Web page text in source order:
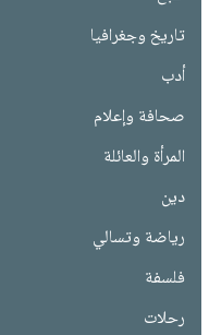
تاريخ وجغرافيا
أدب
صحافة وإعلام
المرأة والعائلة
دين
رياضة وتسالي
فلسفة
رحلات